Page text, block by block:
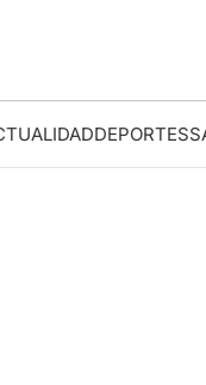
DEPORTES